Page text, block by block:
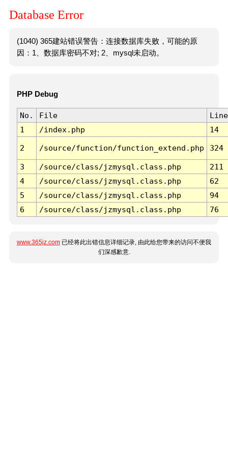
Database Error
(1040) 365建站错误警告：连接数据库失败，可能的原
因：1、数据库密码不对; 2、mysql未启动。
PHP Debug
No. File
Line
1
/index.php 14
2 /source/function/function_extend.php 324
3 /source/class/jzmysql.class.php
211
4
/source/class/jzmysql.class.php
62
5
/source/class/jzmysql.class.php
94
6
/source/class/jzmysql.class.php 76
www.365jz.com 已经将此出错信息详细记录, 由此给您带来的访问不便我
们深感歉意.